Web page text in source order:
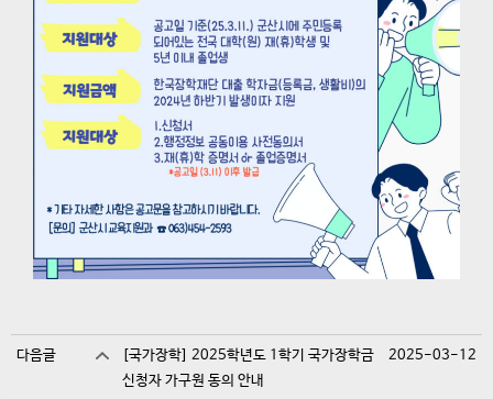
다음글
[국가장학] 2025학년도 1학기 국가장학금
신청자 가구원 동의 안내
2025-03-12